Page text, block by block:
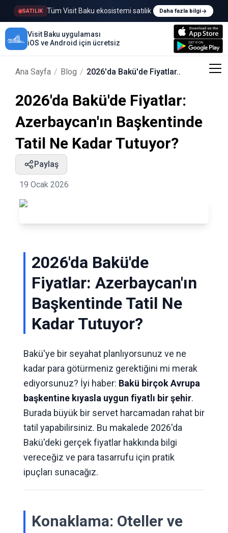
SATILIK Tüm Visit Baku ekosistemi satılık Daha fazla bilgi
Visit Baku uygulaması
iOS ve Android için ücretsiz
Ana Sayfa / Blog / 2026'da Bakü'de Fiyatlar..
2026'da Bakü'de Fiyatlar:
Azerbaycan'ın Başkentinde
Tatil Ne Kadar Tutuyor?
Paylaş
19 Ocak 2026
2026'da Bakü'de
Fiyatlar: Azerbaycan'ın
Başkentinde Tatil Ne
Kadar Tutuyor?
Bakü'ye bir seyahat planlıyorsunuz ve ne
kadar para götürmeniz gerektiğini mi merak
ediyorsunuz? İyi haber: Bakü birçok Avrupa
başkentine kıyasla uygun fiyatlı bir şehir.
Burada büyük bir servet harcamadan rahat bir
tatil yapabilirsiniz. Bu makalede 2026'da
Bakü'deki gerçek fiyatlar hakkında bilgi
vereceğiz ve para tasarrufu için pratik
ipuçları sunacağız.
Konaklama: Oteller ve